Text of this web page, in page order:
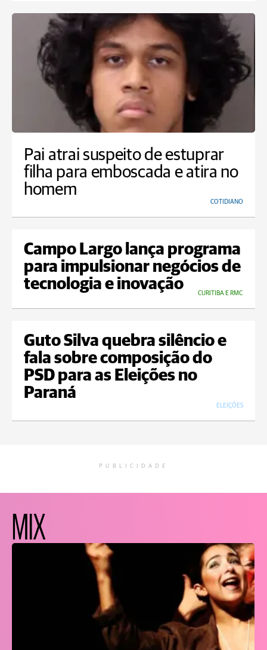
Pai atrai suspeito de estuprar
filha para emboscada e atira no
homem
COTIDIANO
Campo Largo lança programa
para impulsionar negócios de
tecnologia e inovação
CURITIBA E RMC
Guto Silva quebra silêncio e
fala sobre composição do
PSD para as Eleições no
Paraná
ELEIÇÕES
PUBLICIDADE
MIX